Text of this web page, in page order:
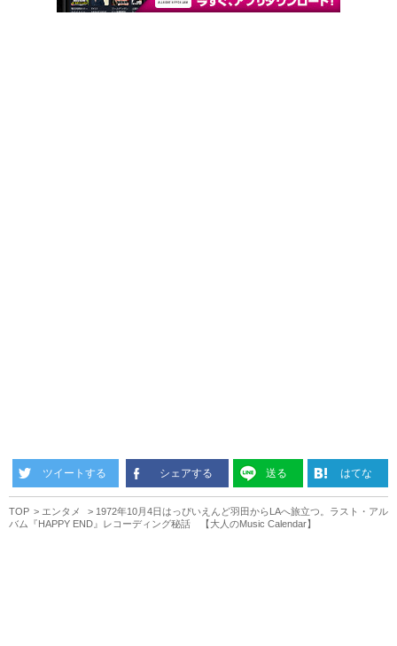
ツイートする シェアする 送る はてな
TOP エンタメ
1972年10月4日はっぴいえんど羽田からLAへ旅立つ。ラスト・アル
バム『HAPPY END』レコーディング秘話 【大人のMusic Calendar】